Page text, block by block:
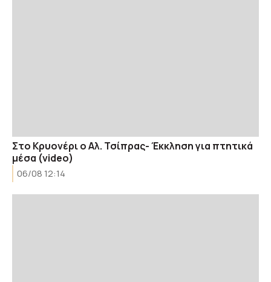
Στο Κρυονέρι ο Αλ. Τσίπρας- Έκκληση για πτητικά
μέσα (video)
06/08 12:14